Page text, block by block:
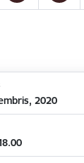
2020